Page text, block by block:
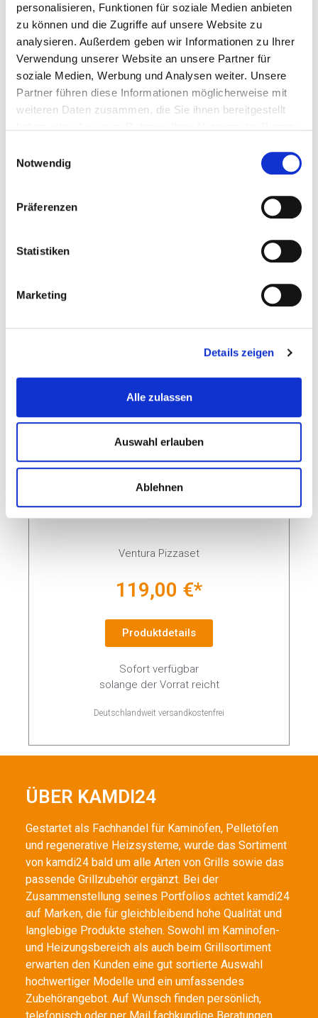
personalisieren, Funktionen für soziale Medien anbieten
zu können und die Zugriffe auf unsere Website zu
analysieren. Außerdem geben wir Informationen zu Ihrer
Verwendung unserer Website an unsere Partner für
soziale Medien, Werbung und Analysen weiter. Unsere
Partner führen diese Informationen möglicherweise mit
weiteren Daten zusammen, die Sie ihnen bereitgestellt
Notwendig
Präferenzen
Statistiken
Marketing
Details zeigen
Alle zulassen
Auswahl erlauben
Ablehnen
RÖSLE Pizzarad
19,90 €*
Ventura Pizzaset
119,00 €*
Produktdetails
Sofort verfügbar
solange der Vorrat reicht
Deutschlandweit versandkostenfrei
ÜBER KAMDI24
Gestartet als Fachhandel für Kaminöfen, Pelletöfen
und regenerative Heizsysteme, wurde das Sortiment
von kamdi24 bald um alle Arten von Grills sowie das
passende Grillzubehör ergänzt. Bei der
Zusammenstellung seines Portfolios achtet kamdi24
auf Marken, die für gleichbleibend hohe Qualität und
langlebige Produkte stehen. Sowohl im Kaminofen-
und Heizungsbereich als auch beim Grillsortiment
erwarten den Kunden eine gut sortierte Auswahl
hochwertiger Modelle und ein umfassendes
Zubehörangebot. Auf Wunsch finden persönlich,
telefonisch oder per Mail fachkundige Beratungen